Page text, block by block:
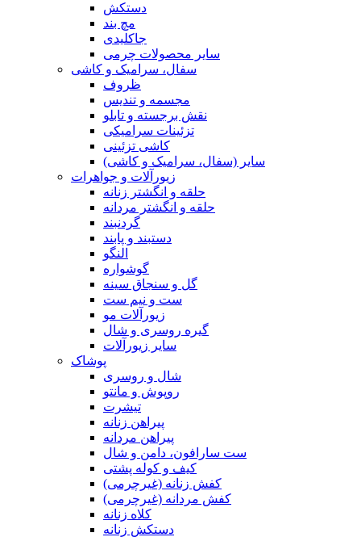
دستکش
مچ بند
جاکلیدی
سایر محصولات چرمی
سفال، سرامیک و کاشی
ظروف
مجسمه و تندیس
نقش برجسته و تابلو
تزئینات سرامیکی
کاشی تزئینی
سایر (سفال، سرامیک و کاشی)
زیورآلات و جواهرات
حلقه و انگشتر زنانه
حلقه و انگشتر مردانه
گردنبند
دستبند و پابند
النگو
گوشواره
گل و سنجاق سینه
ست و نیم ست
زیورآلات مو
گیره روسری و شال
سایر زیورآلات
پوشاک
شال و روسری
روپوش و مانتو
تیشرت
پیراهن زنانه
پیراهن مردانه
ست سارافون، دامن و شال
کیف و کوله پشتی
کفش زنانه (غیرچرمی)
کفش مردانه (غیرچرمی)
کلاه زنانه
دستکش زنانه